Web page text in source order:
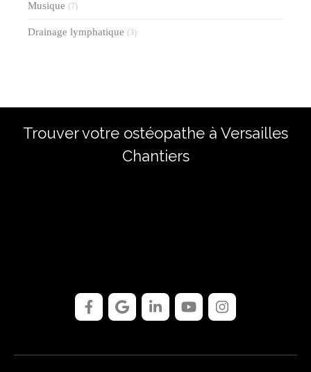
Musique (7)
Drainage lymphatique (3)
Trouver votre ostéopathe à Versailles
Chantiers